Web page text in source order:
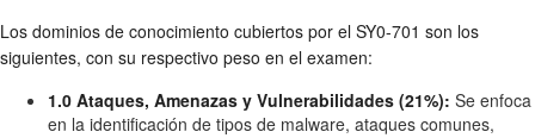
Los dominios de conocimiento cubiertos por el SY0-701 son los
siguientes, con su respectivo peso en el examen:
1.0 Ataques, Amenazas y Vulnerabilidades (21%): Se enfoca
en la identificación de tipos de malware, ataques comunes,